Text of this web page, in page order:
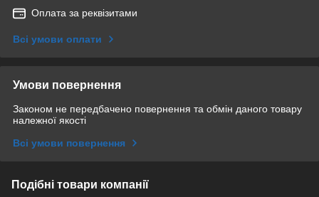
Оплата за реквізитами
Всі умови оплати
Умови повернення
Законом не передбачено повернення та обмін даного товару
належної якості
Всі умови повернення
Подібні товари компанії